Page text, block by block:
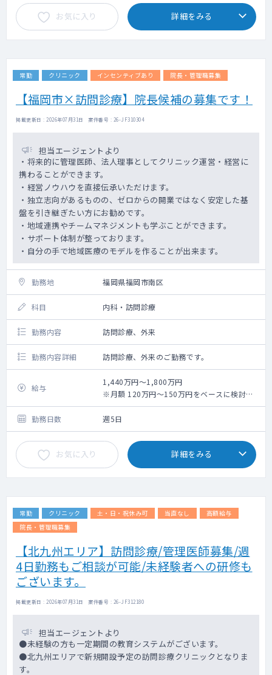
お気に入り 詳細をみる
常勤 クリニック インセンティブあり 院長・管理職募集
【福岡市×訪問診療】院長候補の募集です！
掲載更新日 : 2026年07月31日 案件番号 : 26-JF310304
担当エージェントより
・将来的に管理医師、法人理事としてクリニック運営・経営に
携わることができます。
・経営ノウハウを直接伝承いただけます。
・独立志向があるものの、ゼロからの開業ではなく安定した基
盤を引き継ぎたい方にお勧めです。
・地域連携やチームマネジメントも学ぶことができます。
・サポート体制が整っております。
・自分の手で地域医療のモデルを作ることが出来ます。
勤務地 福岡県福岡市南区
科目 内科・訪問診療
勤務内容 訪問診療、外来
勤務内容詳細 訪問診療、外来のご勤務です。
給与
1,440万円～1,800万円
※月額 120万円～150万円をベースに検討し
ております。
※ご経験・スキルにより最終提示となりま
す。
勤務日数 週5日
お気に入り 詳細をみる
常勤 クリニック 土・日・祝休み可 当直なし
高額給与
院長・管理職募集
【北九州エリア】訪問診療/管理医師募集/週
4日勤務もご相談が可能/未経験者への研修も
ございます。
掲載更新日 : 2026年07月31日 案件番号 : 26-JF312180
担当エージェントより
●未経験の方も一定期間の教育システムがございます。
●北九州エリアで新規開設予定の訪問診療クリニックとなりま
す。